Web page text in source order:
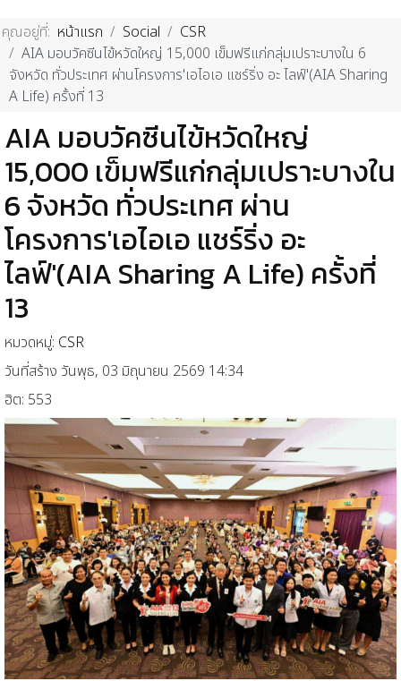
คุณอยู่ที่: หน้าแรก Social
CSR
AIA มอบวัคซีนไข้หวัดใหญ่ 15,000 เข็มฟรีแก่กลุ่มเปราะบางใน 6
จังหวัด ทั่วประเทศ ผ่านโครงการ'เอไอเอ แชร์ริ่ง อะ ไลฟ์'(AIA Sharing
A Life) ครั้งที่ 13
AIA มอบวัคซีนไข้หวัดใหญ่
15,000 เข็มฟรีแก่กลุ่มเปราะบางใน
6 จังหวัด ทั่วประเทศ ผ่าน
โครงการ'เอไอเอ แชร์ริ่ง อะ
ไลฟ์'(AIA Sharing A Life) ครั้งที่
13
หมวดหมู่: CSR
วันที่สร้าง วันพุธ, 03 มิถุนายน 2569 14:34
ฮิต: 553